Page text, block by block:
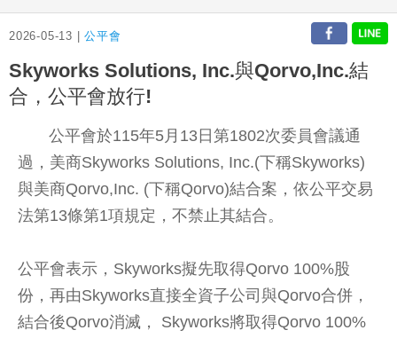
2026-05-13 |公平會
Skyworks Solutions, Inc.與Qorvo,Inc.結
合，公平會放行!
公平會於115年5月13日第1802次委員會議通
過，美商Skyworks Solutions, Inc.(下稱Skyworks)
與美商Qorvo,Inc. (下稱Qorvo)結合案，依公平交易
法第13條第1項規定，不禁止其結合。
公平會表示，Skyworks擬先取得Qorvo 100%股
份，再由Skyworks直接全資子公司與Qorvo合併，
結合後Qorvo消滅， Skyworks將取得Qorvo 100%